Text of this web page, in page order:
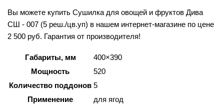
Вы можете купить Сушилка для овощей и фруктов Дива
СШ - 007 (5 реш./цв.уп) в нашем интернет-магазине по цене
2 500 руб. Гарантия от производителя!
Габариты, мм
400×390
Мощность
520
Количество поддонов 5
Применение
для ягод